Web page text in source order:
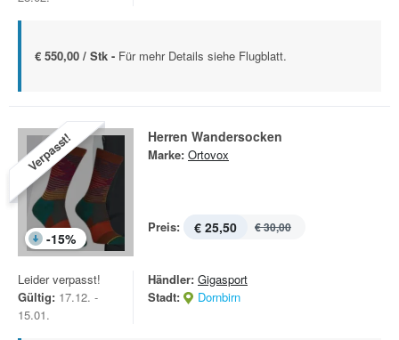
€ 550,00 / Stk - Für mehr Details siehe Flugblatt.
Verpasst!
-15%
Herren Wandersocken
Marke: Ortovox
Preis: € 25,50 € 30,00
Leider verpasst!
Gültig: 17.12. -
15.01.
Händler: Gigasport
Stadt:
Dornbirn